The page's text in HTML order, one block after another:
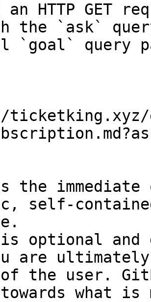
an HTTP GET
the `ask`
`goal` query
the
self-
optional and
are
of the user.
towards what